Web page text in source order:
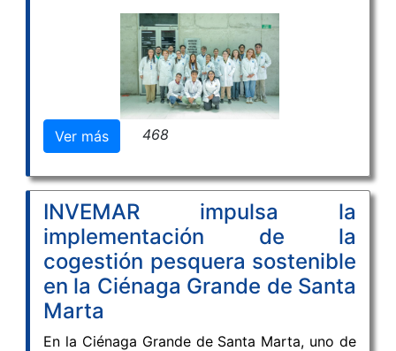
Instituto de Investigaciones Marinas y
Costeras José Benito Vives de Andreis -
INVEMAR llevó a cabo el curso “Creación de
bases de datos de referencia genética con
tecnologías de secuenciación portátiles – ONT
(Oxford Nanopore Technology)”, desarrollado
del 24 al 27 de marzo de 2026.
Ver más 468
INVEMAR impulsa la
implementación de la
cogestión pesquera sostenible
en la Ciénaga Grande de Santa
Marta
En la Ciénaga Grande de Santa Marta, uno de